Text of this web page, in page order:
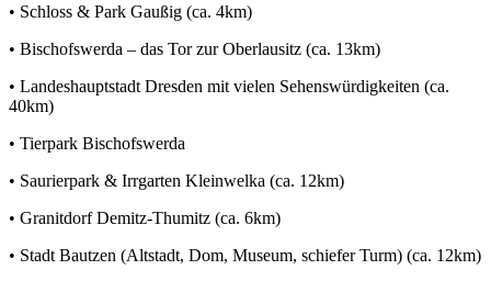
• Schloss & Park Gaußig (ca. 4km)
• Bischofswerda – das Tor zur Oberlausitz (ca. 13km)
• Landeshauptstadt Dresden mit vielen Sehenswürdigkeiten (ca.
40km)
• Tierpark Bischofswerda
• Saurierpark & Irrgarten Kleinwelka (ca. 12km)
• Granitdorf Demitz-Thumitz (ca. 6km)
• Stadt Bautzen (Altstadt, Dom, Museum, schiefer Turm) (ca. 12km)